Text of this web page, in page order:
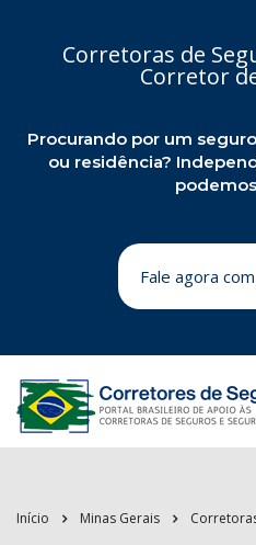
Corretoras de
Corretor
Procurando por um
ou residência?
Fale agora
Início Minas Gerais